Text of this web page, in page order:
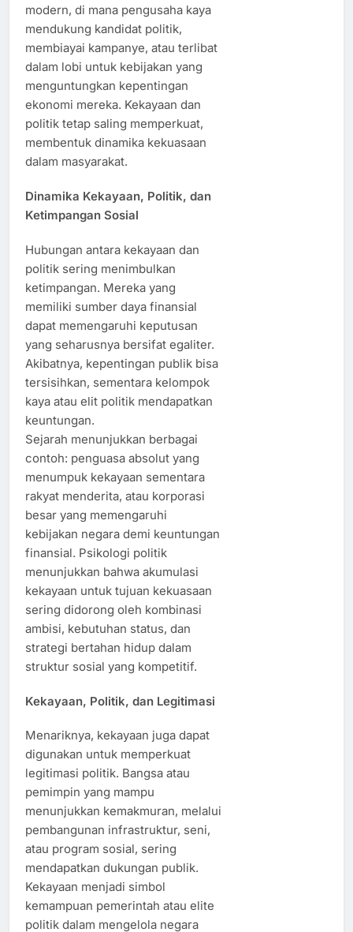
modern, di mana pengusaha kaya
mendukung kandidat politik,
membiayai kampanye, atau terlibat
dalam lobi untuk kebijakan yang
menguntungkan kepentingan
ekonomi mereka. Kekayaan dan
politik tetap saling memperkuat,
membentuk dinamika kekuasaan
dalam masyarakat.
Dinamika Kekayaan, Politik, dan
Ketimpangan Sosial
Hubungan antara kekayaan dan
politik sering menimbulkan
ketimpangan. Mereka yang
memiliki sumber daya finansial
dapat memengaruhi keputusan
yang seharusnya bersifat egaliter.
Akibatnya, kepentingan publik bisa
tersisihkan, sementara kelompok
kaya atau elit politik mendapatkan
keuntungan.
Sejarah menunjukkan berbagai
contoh: penguasa absolut yang
menumpuk kekayaan sementara
rakyat menderita, atau korporasi
besar yang memengaruhi
kebijakan negara demi keuntungan
finansial. Psikologi politik
menunjukkan bahwa akumulasi
kekayaan untuk tujuan kekuasaan
sering didorong oleh kombinasi
ambisi, kebutuhan status, dan
strategi bertahan hidup dalam
struktur sosial yang kompetitif.
Kekayaan, Politik, dan Legitimasi
Menariknya, kekayaan juga dapat
digunakan untuk memperkuat
legitimasi politik. Bangsa atau
pemimpin yang mampu
menunjukkan kemakmuran, melalui
pembangunan infrastruktur, seni,
atau program sosial, sering
mendapatkan dukungan publik.
Kekayaan menjadi simbol
kemampuan pemerintah atau elite
politik dalam mengelola negara